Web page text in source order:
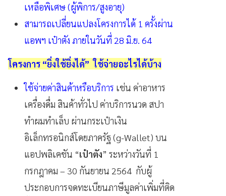
เหลือพิเศษ (ผู้พิการ/สูงอายุ)
สามารถเปลี่ยนแปลงโครงการได้ 1 ครั้งผ่าน
แอพฯ เป๋าตัง ภายในวันที่ 28 มิ.ย. 64
โครงการ “ยิ่งใช้ยิ่งได้” ใช้จ่ายอะไรได้บ้าง
ใช้จ่ายค่าสินค้าหรือบริการ เช่น ค่าอาหาร
เครื่องดื่ม สินค้าทั่วไป ค่าบริการนวด สปา
ทำผมทำเล็บ ผ่านกระเป๋าเงิน
อิเล็กทรอนิกส์โดยภาครัฐ (g-Wallet) บน
แอปพลิเคชัน “เป๋าตัง” ระหว่างวันที่ 1
กรกฎาคม – 30 กันยายน 2564 กับผู้
ประกอบการจดทะเบียนภาษีมูลค่าเพิ่มที่ติด